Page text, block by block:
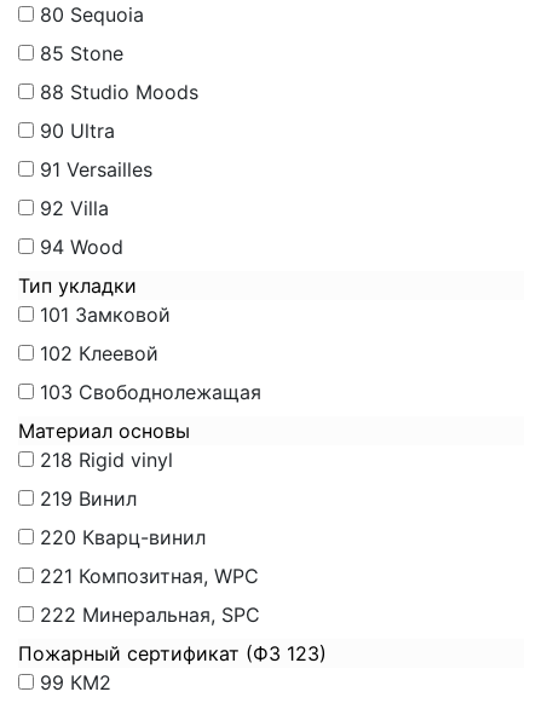
80 Sequoia
85 Stone
88 Studio Moods
90 Ultra
91 Versailles
92 Villa
94 Wood
Тип укладки
101 Замковой
102 Клеевой
103 Свободнолежащая
Материал основы
218 Rigid vinyl
219 Винил
220 Кварц-винил
221 Композитная, WPC
222 Минеральная, SPC
Пожарный сертификат (ФЗ 123)
99 КМ2